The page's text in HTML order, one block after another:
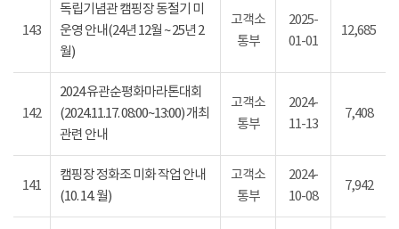
143
독립기념관 캠핑장 동절기 미
운영 안내(24년 12월 ~ 25년 2
월)
고객소
통부
2025-
01-01
12,685
142
2024 유관순평화마라톤대회
(2024.11.17. 08:00~13:00) 개최
관련 안내
고객소
통부
2024-
11-13
7,408
141
캠핑장 정화조 미화 작업 안내
(10. 14. 월)
고객소
통부
2024-
10-08
7,942